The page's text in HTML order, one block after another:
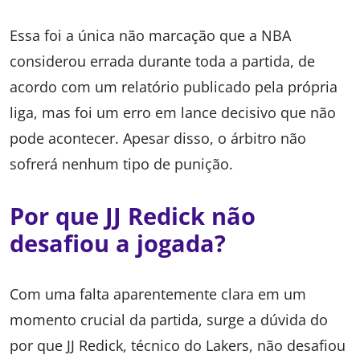
Essa foi a única não marcação que a NBA
considerou errada durante toda a partida, de
acordo com um relatório publicado pela própria
liga, mas foi um erro em lance decisivo que não
pode acontecer. Apesar disso, o árbitro não
sofrerá nenhum tipo de punição.
Por que JJ Redick não
desafiou a jogada?
Com uma falta aparentemente clara em um
momento crucial da partida, surge a dúvida do
por que JJ Redick, técnico do Lakers, não desafiou